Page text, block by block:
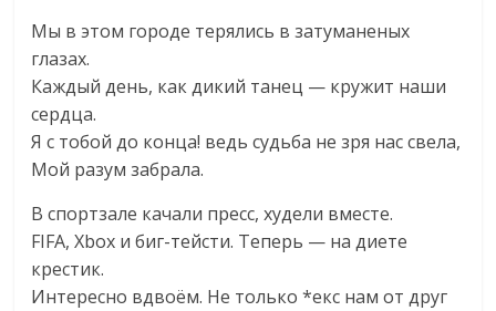
Мы в этом городе терялись в затуманеных
глазах.
Каждый день, как дикий танец — кружит наши
сердца.
Я с тобой до конца! ведь судьба не зря нас свела,
Мой разум забрала.
В спортзале качали пресс, худели вместе.
FIFA, Xbox и биг-тейсти. Теперь — на диете
крестик.
Интересно вдвоём. Не только *екс нам от друг